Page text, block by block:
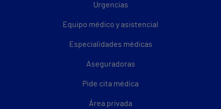
Urgencias
Equipo médico y asistencial
Especialidades médicas
Aseguradoras
Pide cita médica
Área privada